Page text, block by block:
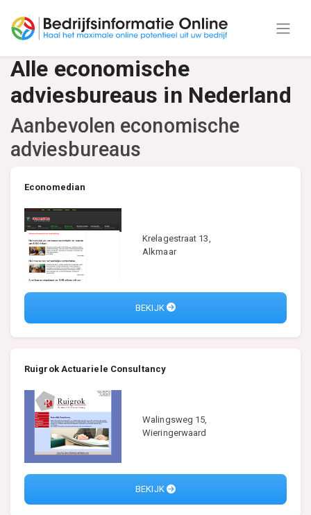
Alle economische
adviesbureaus in Nederland
Aanbevolen economische
adviesbureaus
Economedian
Krelagestraat 13,
Alkmaar
BEKIJK
Ruigrok Actuariele Consultancy
Walingsweg 15,
Wieringerwaard
BEKIJK